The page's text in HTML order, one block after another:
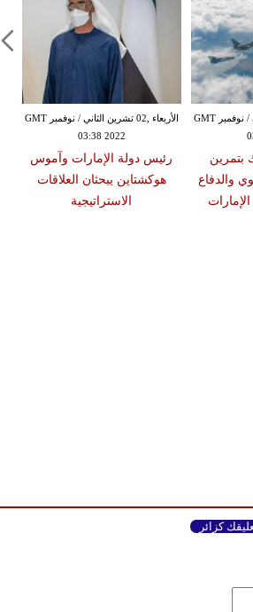
الأربعاء ,02 تشرين الثاني / نوفمبر GMT
03:38 2022
رئيس دولة الإمارات وآموس
هوكشتاين يبحثان العلاقات
الاستراتيجية
الأربعاء ,02 تشرين الثاني / نوفمبر GMT
بتمرين
والدفاع
كزائر